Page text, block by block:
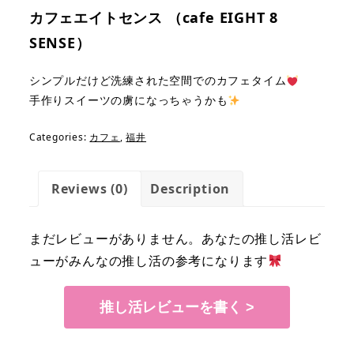
カフェエイトセンス （cafe EIGHT 8
SENSE）
シンプルだけど洗練された空間でのカフェタイム
手作りスイーツの虜になっちゃうかも
Categories: カフェ,福井
Reviews (0) Description
まだレビューがありません。あなたの推し活レビ
ューがみんなの推し活の参考になります
推し活レビューを書く >